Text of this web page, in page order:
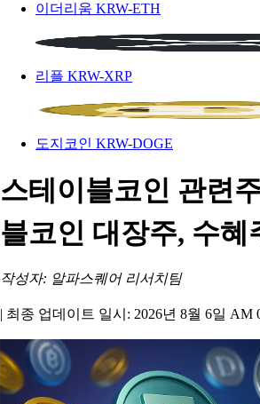
이더리움 KRW-ETH
리플 KRW-XRP
도지코인 KRW-DOGE
스테이블코인 관련
블코인 대장주, 수혜
작성자: 알파스퀘어 리서치팀
| 최종 업데이트 일시: 2026년 8월 6일 AM